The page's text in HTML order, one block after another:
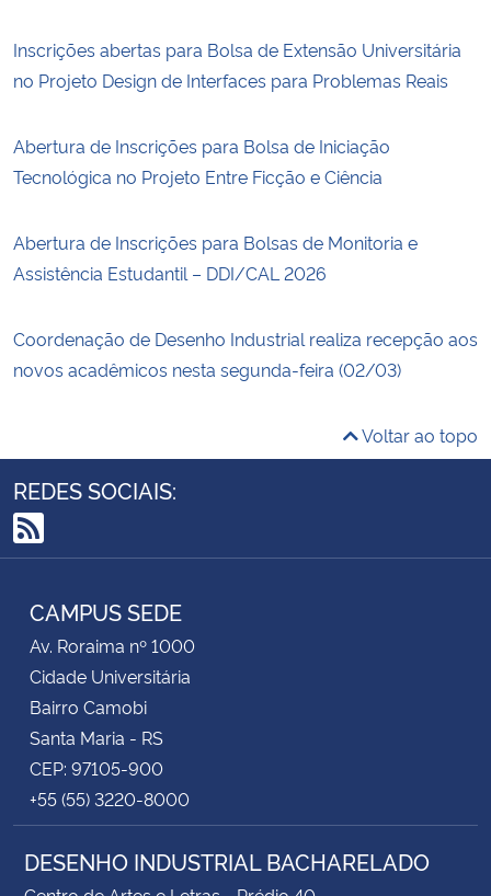
Inscrições abertas para Bolsa de Extensão Universitária
no Projeto Design de Interfaces para Problemas Reais
Abertura de Inscrições para Bolsa de Iniciação
Tecnológica no Projeto Entre Ficção e Ciência
Abertura de Inscrições para Bolsas de Monitoria e
Assistência Estudantil – DDI/CAL 2026
Coordenação de Desenho Industrial realiza recepção aos
novos acadêmicos nesta segunda-feira (02/03)
Voltar ao topo
REDES SOCIAIS:
RSS
CAMPUS SEDE
Av. Roraima nº 1000
Cidade Universitária
Bairro Camobi
Santa Maria - RS
CEP: 97105-900
+55 (55) 3220-8000
DESENHO INDUSTRIAL BACHARELADO